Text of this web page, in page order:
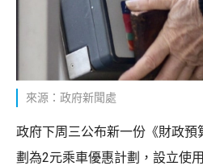
來源：政府新聞處
政府下周三公布新一份《財政
劃為2元乘車優惠計劃，設立使